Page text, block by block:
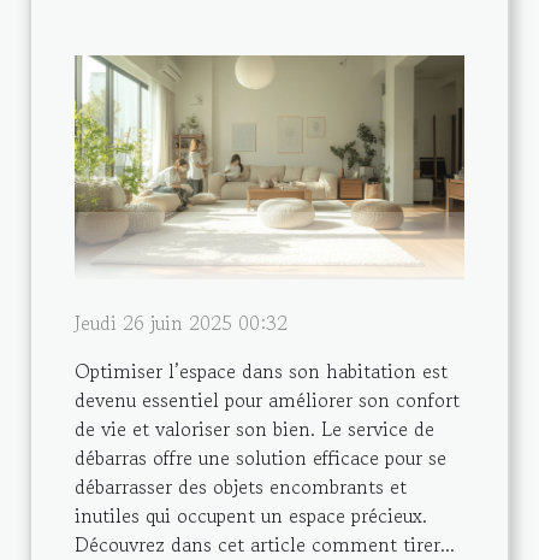
Jeudi 26 juin 2025 00:32
Optimiser l’espace dans son habitation est
devenu essentiel pour améliorer son confort
de vie et valoriser son bien. Le service de
débarras offre une solution efficace pour se
débarrasser des objets encombrants et
inutiles qui occupent un espace précieux.
Découvrez dans cet article comment tirer...